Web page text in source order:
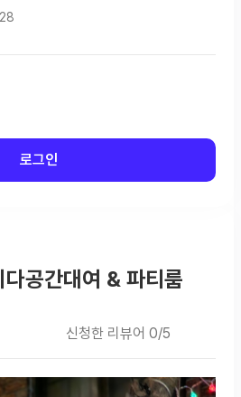
공간대여 & 파티룸
신청한 리뷰어 0/5
로그인